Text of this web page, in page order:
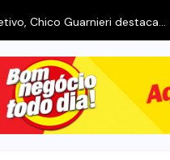
Chico Guarnieri destaca...